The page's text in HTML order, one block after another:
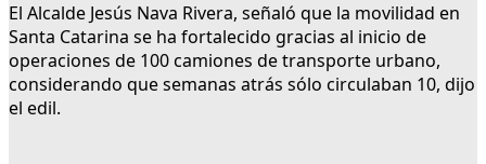
El Alcalde Jesús Nava Rivera, señaló que la movilidad en
Santa Catarina se ha fortalecido gracias al inicio de
operaciones de 100 camiones de transporte urbano,
considerando que semanas atrás sólo circulaban 10, dijo
el edil.